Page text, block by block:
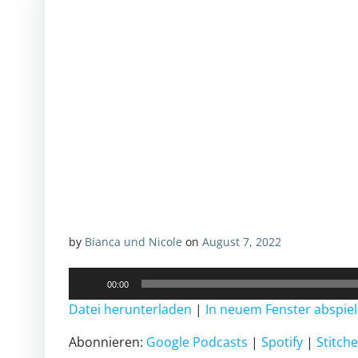
by Bianca und Nicole on August 7, 2022
Player
00:00
Datei herunterladen | In neuem Fenster
Abonnieren: Google Podcasts | Spotify |